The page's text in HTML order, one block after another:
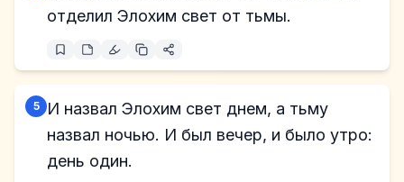
отделил Элохим свет от тьмы.
5
И назвал Элохим свет днем, а тьму
назвал ночью. И был вечер, и было утро:
день один.